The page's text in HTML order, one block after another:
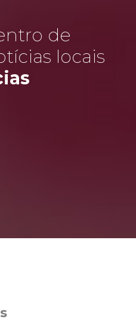
de
locais